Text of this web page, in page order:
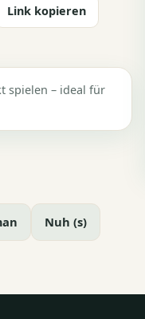
Link kopieren
spielen – ideal für
Nuh (s)